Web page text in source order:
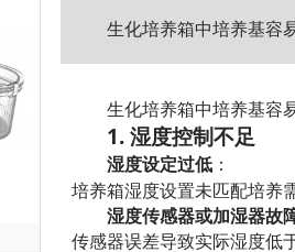
生化培养箱中培养基容
生化培养箱中培养基容
1. 湿度控制不足
湿度设定过低 ：
培养箱湿度设置未匹配培养
湿度传感器或加湿器故
传感器误差导致实际湿度低